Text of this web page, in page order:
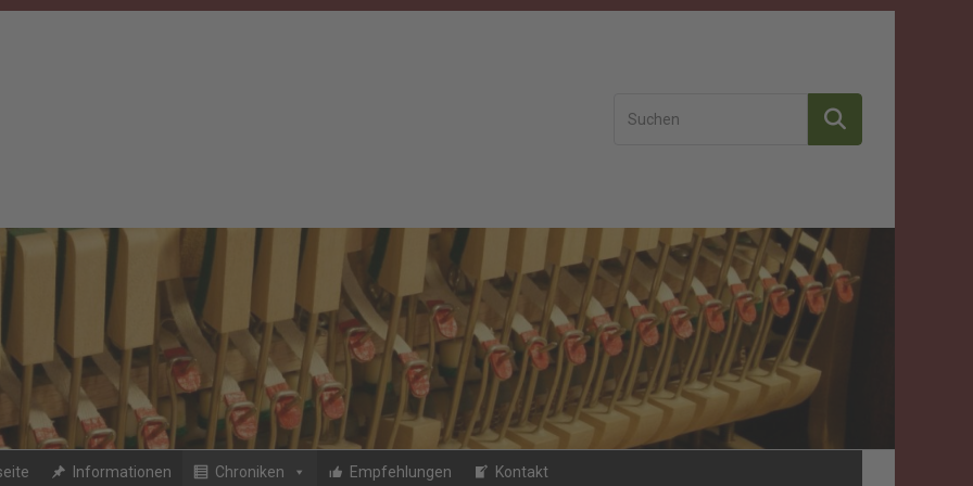
Informationen Chroniken Empfehlungen Kontakt